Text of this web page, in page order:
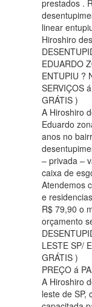
prestados .
linear
Hiroshiro
EDUARDO
ENTUPIU ?
SERVIÇOS
GRÁTIS )
A Hiroshiro
Eduardo
anos no
– privada –
caixa de
Atendemos
e
R$ 79,90 o
orçamento
LESTE SP/
GRÁTIS )
PREÇO á
A Hiroshiro
leste de SP,